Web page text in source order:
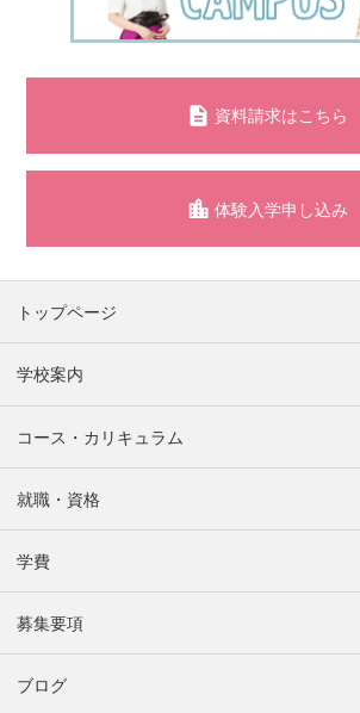
資料請求はこちら
体験入学申し込み
トップページ
学校案内
コース・カリキュラム
就職・資格
学費
募集要項
ブログ